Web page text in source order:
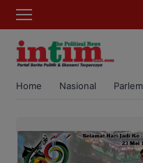
Home Nasional